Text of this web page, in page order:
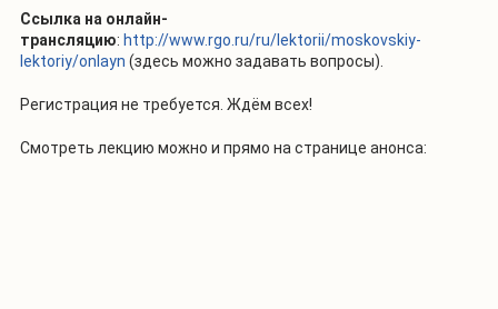
Ссылка на онлайн-
трансляцию: http://www.rgo.ru/ru/lektorii/moskovskiy-
lektoriy/onlayn (здесь можно задавать вопросы).
Регистрация не требуется. Ждём всех!
Смотреть лекцию можно и прямо на странице анонса: